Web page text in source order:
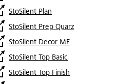
StoSilent Plan
StoSilent Prep Quarz
StoSilent Decor MF
StoSilent Top Basic
StoSilent Top Finish